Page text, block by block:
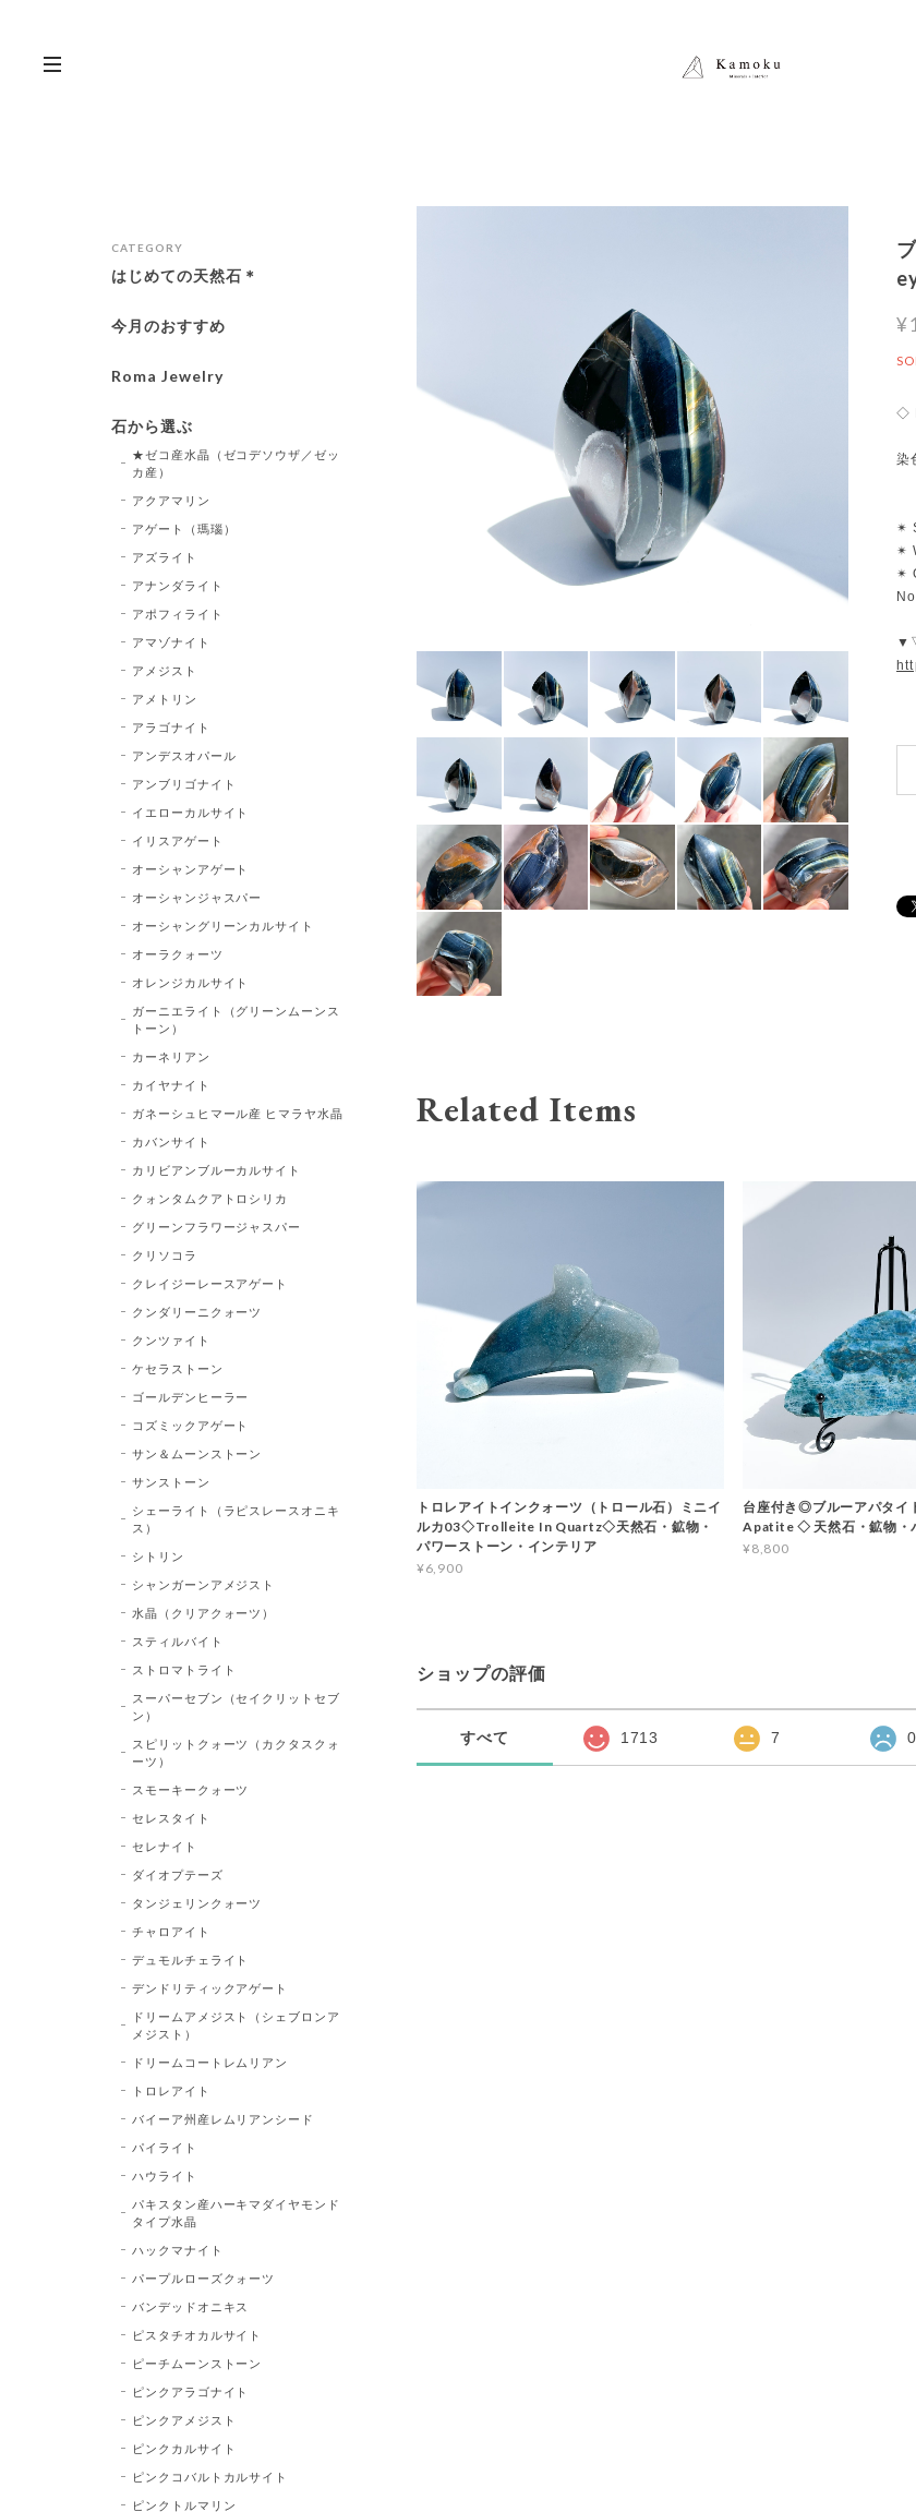
◇
染
✴︎
✴︎
✴︎
Related Items
トロレアイトインクォーツ（トロール石）ミニイ
ルカ03◇Trolleite In Quartz◇天然石・鉱物・
パワーストーン・インテリア
¥6,900
台座付き◎ブルーアパタ
Apatite ◇ 天然石・鉱物・
¥8,800
ショップの評価
すべて 1713 7 0
CATEGORY
はじめての天然石＊
今月のおすすめ
Roma Jewelry
石から選ぶ
★ゼコ産水晶（ゼコデソウザ／ゼッ
カ産）
アクアマリン
アゲート（瑪瑙）
アズライト
アナンダライト
アポフィライト
アマゾナイト
アメジスト
アメトリン
アラゴナイト
アンデスオパール
アンブリゴナイト
イエローカルサイト
イリスアゲート
オーシャンアゲート
オーシャンジャスパー
オーシャングリーンカルサイト
オーラクォーツ
オレンジカルサイト
ガーニエライト（グリーンムーンス
トーン）
カーネリアン
カイヤナイト
ガネーシュヒマール産 ヒマラヤ水晶
カバンサイト
カリビアンブルーカルサイト
クォンタムクアトロシリカ
グリーンフラワージャスパー
クリソコラ
クレイジーレースアゲート
クンダリーニクォーツ
クンツァイト
ケセラストーン
ゴールデンヒーラー
コズミックアゲート
サン＆ムーンストーン
サンストーン
シェーライト（ラピスレースオニキ
ス）
シトリン
シャンガーンアメジスト
水晶（クリアクォーツ）
スティルバイト
ストロマトライト
スーパーセブン（セイクリットセブ
ン）
スピリットクォーツ（カクタスクォ
ーツ）
スモーキークォーツ
セレスタイト
セレナイト
ダイオプテーズ
タンジェリンクォーツ
チャロアイト
デュモルチェライト
デンドリティックアゲート
ドリームアメジスト（シェブロンア
メジスト）
ドリームコートレムリアン
トロレアイト
バイーア州産レムリアンシード
パイライト
ハウライト
パキスタン産ハーキマダイヤモンド
タイプ水晶
ハックマナイト
パープルローズクォーツ
バンデッドオニキス
ピスタチオカルサイト
ピーチムーンストーン
ピンクアラゴナイト
ピンクアメジスト
ピンクカルサイト
ピンクコバルトカルサイト
ピンクトルマリン